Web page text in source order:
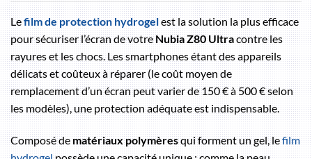
Lefilm de protection hydrogelest la solution la plus efficace
pour sécuriser l’écran de votreNubia Z80 Ultracontre les
rayures et les chocs. Les smartphones étant des appareils
délicats et coûteux à réparer (le coût moyen de
remplacement d’un écran peut varier de 150 € à 500 € selon
les modèles), une protection adéquate est indispensable.
Composé dematériaux polymèresqui forment un gel, lefilm